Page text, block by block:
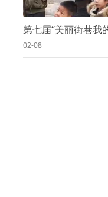
第七届“美丽街巷我
02-08